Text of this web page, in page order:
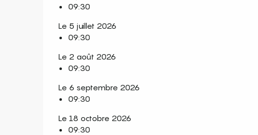
09:30
Le 5 juillet 2026
09:30
Le 2 août 2026
09:30
Le 6 septembre 2026
09:30
Le 18 octobre 2026
09:30